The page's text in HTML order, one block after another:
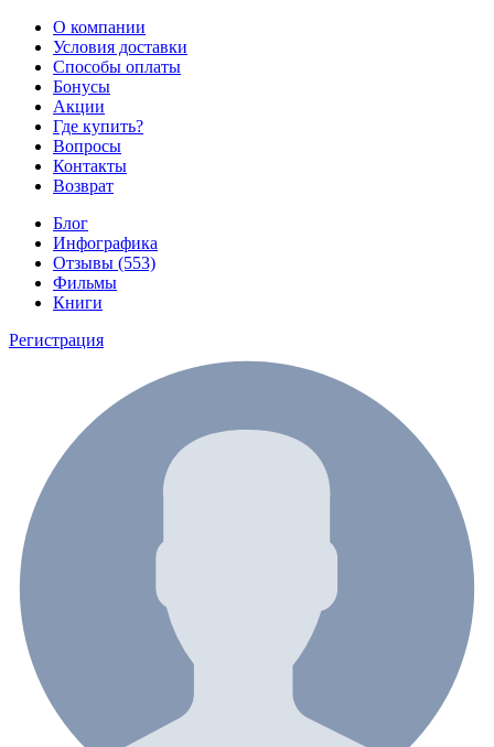
О компании
Условия доставки
Способы оплаты
Бонусы
Акции
Где купить?
Вопросы
Контакты
Возврат
Блог
Инфографика
Отзывы (553)
Фильмы
Книги
Регистрация